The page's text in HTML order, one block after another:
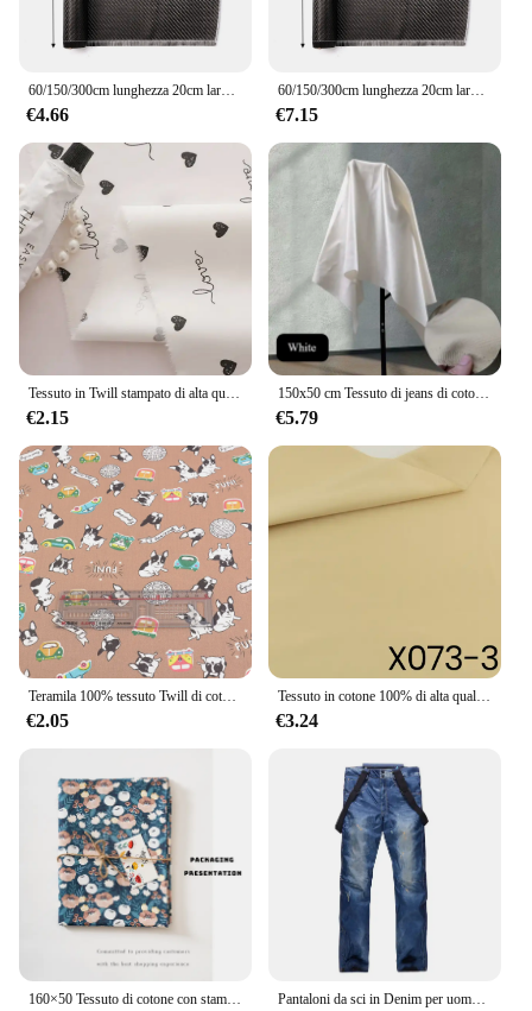
€4.66
60/150/300cm lunghezza 20cm larghezza 3K tessuto in fibra di carbonio fai da te tessuto in tessuto Twill per la costruzione di parti meccaniche di motociclette per auto
€7.15
€2.15
150x50 cm Tessuto di jeans di cotone bianco Colori Sarga spessa Jeans Materiale Pantaloni da cucito Giacca a vento Divano Tessuto di stoffa fatto a mano
€5.79
€2.05
Tessuto in cotone 100% di alta qualità Classica tinta unita colore nero Twill bianco grasso quarto tessili per la casa trapuntatura Patchwork Telas
€3.24
Pantaloni da sci in Denim per uomo inverno all'aperto caldo impermeabile antivento sci e pantaloni da snowboard pantaloni da neve maschili